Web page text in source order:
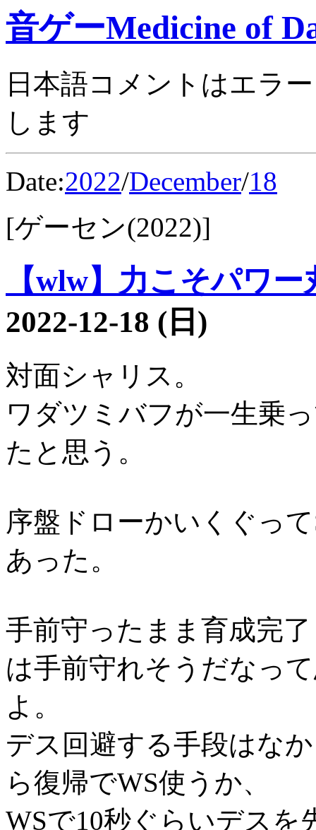
音ゲーMedicine of
日本語コメントはエラ
します
Date:2022/December/18
[ゲーセン(2022)]
【wlw】力こそパワ
2022-12-18 (日)
対面シャリス。
ワダツミバフが一生乗
たと思う。
序盤ドローかいくぐっ
あった。
手前守ったまま育成完
は手前守れそうだなっ
よ。
デス回避する手段はな
ら復帰でWS使うか、
WSで10秒ぐらいデスを